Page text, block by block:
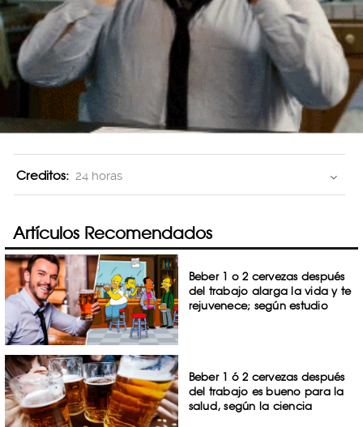
Creditos: 24 horas
Artículos Recomendados
Beber 1 o 2 cervezas después
del trabajo alarga la vida y te
rejuvenece; según estudio
Beber 1 ó 2 cervezas después
del trabajo es bueno para la
salud, según la ciencia